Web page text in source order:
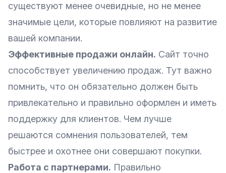
существуют менее очевидные, но не менее
значимые цели, которые повлияют на развитие
вашей компании.
Эффективные продажи онлайн. Сайт точно
способствует увеличению продаж. Тут важно
помнить, что он обязательно должен быть
привлекательно и правильно оформлен и иметь
поддержку для клиентов. Чем лучше
решаются сомнения пользователей, тем
быстрее и охотнее они совершают покупки.
Работа с партнерами. Правильно